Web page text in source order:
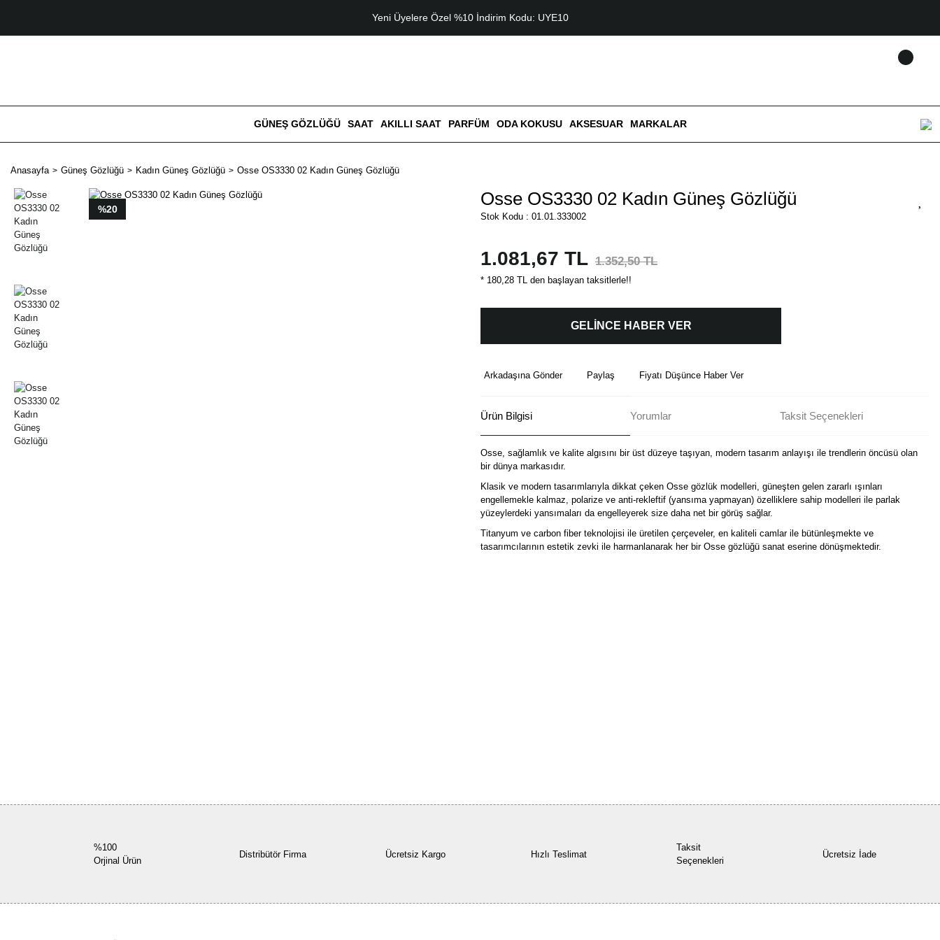
Yeni Üyelere Özel %10 İndirim Kodu: UYE10
GÜNEŞ GÖZLÜĞÜ SAAT AKILLI SAAT PARFÜM ODA KOKUSU AKSESUAR MARKALAR
Anasayfa Güneş Gözlüğü Kadın Güneş Gözlüğü Osse OS3330 02 Kadın Güneş Gözlüğü
%20 Osse OS3330 02 Kadın Güneş Gözlüğü
Stok Kodu : 01.01.333002
1.081,67 TL 1.352,50 TL
* 180,28 TL den başlayan taksitlerle!!
GELİNCE HABER VER
Arkadaşına Gönder Paylaş Fiyatı Düşünce Haber Ver
Ürün Bilgisi Yorumlar Taksit Seçenekleri
Osse, sağlamlık ve kalite algısını bir üst düzeye taşıyan, modern tasarım anlayışı ile trendlerin öncüsü olan
bir dünya markasıdır.
Klasik ve modern tasarımlarıyla dikkat çeken Osse gözlük modelleri, güneşten gelen zararlı ışınları
engellemekle kalmaz, polarize ve anti-rekleftif (yansıma yapmayan) özelliklere sahip modelleri ile parlak
yüzeylerdeki yansımaları da engelleyerek size daha net bir görüş sağlar.
Titanyum ve carbon fiber teknolojisi ile üretilen çerçeveler, en kaliteli camlar ile bütünleşmekte ve
tasarımcılarının estetik zevki ile harmanlanarak her bir Osse gözlüğü sanat eserine dönüşmektedir.
%100
Orjinal Ürün
Distribütör Firma Ücretsiz Kargo Hızlı Teslimat
Taksit
Seçenekleri
Ücretsiz İade